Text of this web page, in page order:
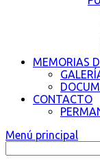
MEMORIAS
CONTACTO
Menú principal